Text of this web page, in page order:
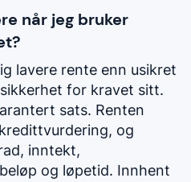
når jeg bruker
lavere rente enn usikret
for kravet sitt.
sats. Renten
og
inntekt,
og løpetid. Innhent